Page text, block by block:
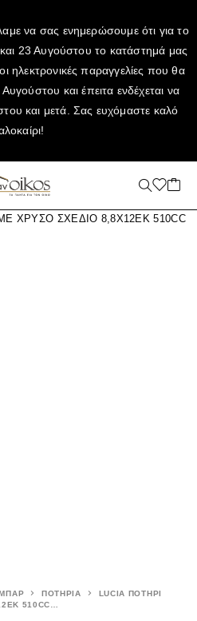
να σας ενημερώσουμε ότι για το
23 Αυγούστου το κατάστημά μας
ηλεκτρονικές παραγγελίες που θα
και έπειτα ενδέχεται να
και μετά. Σας ευχόμαστε καλό
ΠΟΤΗΡΙΑ
LUCIA ΠΟΤΗΡΙ
510CC…